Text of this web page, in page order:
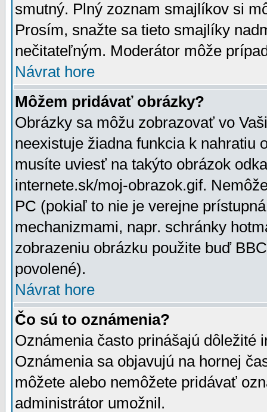
smutný. Plný zoznam smajlíkov si
Prosím, snažte sa tieto smajlíky
nečitateľným. Moderátor môže
Návrat hore
Môžem pridávať obrázky?
Obrázky sa môžu zobrazovať vo
neexistuje žiadna funkcia k nahratiu
musíte uviesť na takýto obrázok
internete.sk/moj-obrazok.gif.
PC (pokiaľ to nie je verejne
mechanizmami, napr. schránky
zobrazeniu obrázku použite buď
povolené).
Návrat hore
Čo sú to oznámenia?
Oznámenia často prinášajú dôležité
Oznámenia sa objavujú na hornej
môžete alebo nemôžete pridávať
administrátor umožnil.